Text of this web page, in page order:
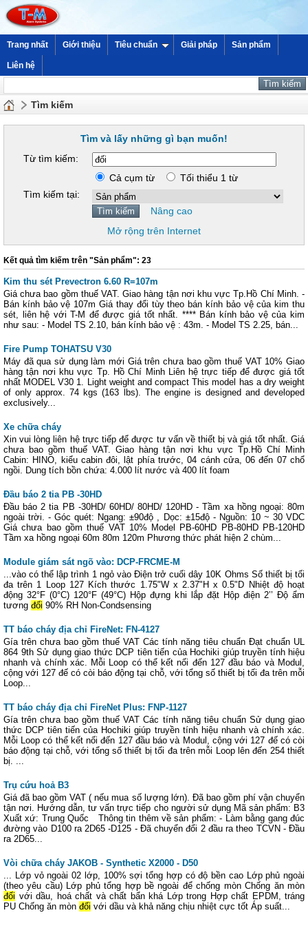
Trang nhất Giới thiệu Tiêu chuẩn Giải pháp Sản phẩm
Liên hệ
Tìm kiếm
Tìm và lấy những gì bạn muốn!
Từ tìm kiếm:
Cả cụm từ
Tối thiểu 1 từ
Tìm kiếm tại:
Nâng cao
Mở rộng trên Internet
Kết quả tìm kiếm trên "Sản phẩm": 23
Kim thu sét Prevectron 6.60 R=107m
Giá chưa bao gồm thuế VAT. Giao hàng tận nơi khu vực Tp.Hồ Chí Minh. -
Bán kính bảo vệ 107m Giá thay đổi tùy theo bán kính bảo vệ của kim thu
sét, liên hệ với T-M để được giá tốt nhất. **** Bán kính bảo vệ của kim
như sau: - Model TS 2.10, bán kính bảo vệ : 43m. - Model TS 2.25, bán...
Fire Pump TOHATSU V30
Máy đã qua sử dụng làm mới Giá trên chưa bao gồm thuế VAT 10% Giao
hàng tận nơi khu vực Tp. Hồ Chí Minh Liên hệ trực tiếp để được giá tốt
nhất MODEL V30 1. Light weight and compact This model has a dry weight
of only approx. 74 kgs (163 lbs). The engine is designed and developed
exclusively...
Xe chữa cháy
Xin vui lòng liên hệ trực tiếp để được tư vấn về thiết bị và giá tốt nhất. Giá
chưa bao gồm thuế VAT. Giao hàng tận nơi khu vực Tp.Hồ Chí Minh
Cabin: HINO, kiểu cabin đôi, lật phía trước, 04 cánh cửa, 06 đến 07 chổ
ngồi. Dung tích bồn chứa: 4.000 lít nước và 400 lít foam
Đầu báo 2 tia PB -30HD
Đầu báo 2 tia PB -30HD/ 60HD/ 80HD/ 120HD - Tầm xa hồng ngoại: 80m
ngoài trời. - Góc quét: Ngang: ±90độ , Dọc: ±15độ - Nguồn: 10 ~ 30 VDC
Giá chưa bao gồm thuế VAT 10% Model PB-60HD PB-80HD PB-120HD
Tầm xa hồng ngoại 60m 80m 120m Phương thức phát hiện 2 chùm...
Module giám sát ngõ vào: DCP-FRCME-M
...vào có thể lập trình 1 ngỏ vào Điện trở cuối dây 10K Ohms Số thiết bị tối
đa trên 1 Loop 127 Kích thước 1.75"W x 2.37"H x 0.5"D Nhiệt độ hoạt
động 32°F (0°C) 120°F (49°C) Hộp đựng khi lắp đặt Hộp điện 2’’ Độ ẩm
tương đối 90% RH Non-Condsensing
TT báo cháy địa chỉ FireNet: FN-4127
Gía trên chưa bao gồm thuế VAT Các tính năng tiêu chuẩn Đạt chuẩn UL
864 9th Sử dụng giao thức DCP tiên tiến của Hochiki giúp truyền tính hiệu
nhanh và chính xác. Mỗi Loop có thể kết nối đến 127 đầu báo và Modul,
cộng với 127 đế có còi báo động tại chỗ, với tổng số thiết bị tối đa trên mỗi
Loop...
TT báo cháy địa chỉ FireNet Plus: FNP-1127
Gía trên chưa bao gồm thuế VAT Các tính năng tiêu chuẩn Sử dụng giao
thức DCP tiên tiến của Hochiki giúp truyền tính hiệu nhanh và chính xác.
Mỗi Loop có thể kết nối đến 127 đầu báo và Modul, cộng với 127 đế có còi
báo động tại chỗ, với tổng số thiết bị tối đa trên mỗi Loop lên đến 254 thiết
bị. ...
Trụ cứu hoả B3
Giá đã bao gồm VAT ( nếu mua số lượng lớn). Đã bao gồm phí vận chuyển
tận nơi. Hướng dẫn, tư vấn trực tiếp cho người sử dụng Mã sản phẩm: B3
Xuất xứ: Trung Quốc Thông tin thêm về sản phẩm: - Làm bằng gang đúc
đường vào D100 ra 2D65 -D125 - Đã chuyển đổi 2 đầu ra theo TCVN - Đầu
ra 2D65...
Vòi chữa cháy JAKOB - Synthetic X2000 - D50
... Lớp vỏ ngoài 02 lớp, 100% sợi tổng hợp có độ bền cao Lớp phủ ngoài
(theo yêu cầu) Lớp phủ tổng hợp bề ngoài để chống mòn Chống ăn mòn
đối với dầu, hoá chất và chất bẩn khá Lớp trong Hợp chất EPDM, tráng
PU Chống ăn mòn đối với dầu và khả năng chịu nhiệt cực tốt Áp suất...